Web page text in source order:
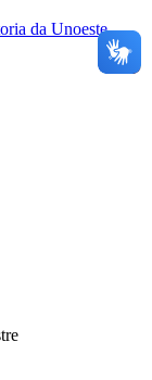
da Unoeste